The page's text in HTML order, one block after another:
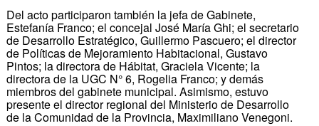
Del acto participaron también la jefa de Gabinete,
Estefanía Franco; el concejal José María Ghi; el secretario
de Desarrollo Estratégico, Guillermo Pascuero; el director
de Políticas de Mejoramiento Habitacional, Gustavo
Pintos; la directora de Hábitat, Graciela Vicente; la
directora de la UGC N° 6, Rogelia Franco; y demás
miembros del gabinete municipal. Asimismo, estuvo
presente el director regional del Ministerio de Desarrollo
de la Comunidad de la Provincia, Maximiliano Venegoni.